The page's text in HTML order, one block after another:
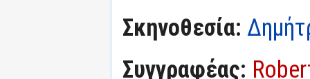
Σκηνοθεσία:
Συγγραφέας: